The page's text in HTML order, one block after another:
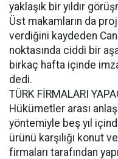
yaklaşık bir yıldır
Üst makamların da
verdiğini kaydeden
noktasında ciddi bir
birkaç hafta içinde
dedi.
TÜRK FİRMALARI
Hükümetler arası
yöntemiyle beş yıl
ürünü karşılığı konut
firmaları tarafından